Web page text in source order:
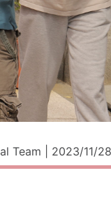
Team | 2023/11/28